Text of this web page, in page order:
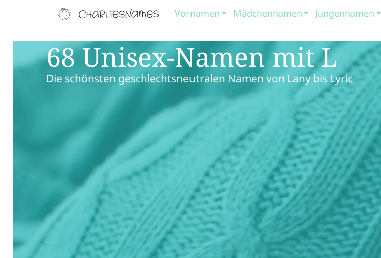
Vornamen Mädchennamen Jungennamen
68 Unisex-Namen mit L
Die schönsten geschlechtsneutralen Namen von Lany bis Lyric